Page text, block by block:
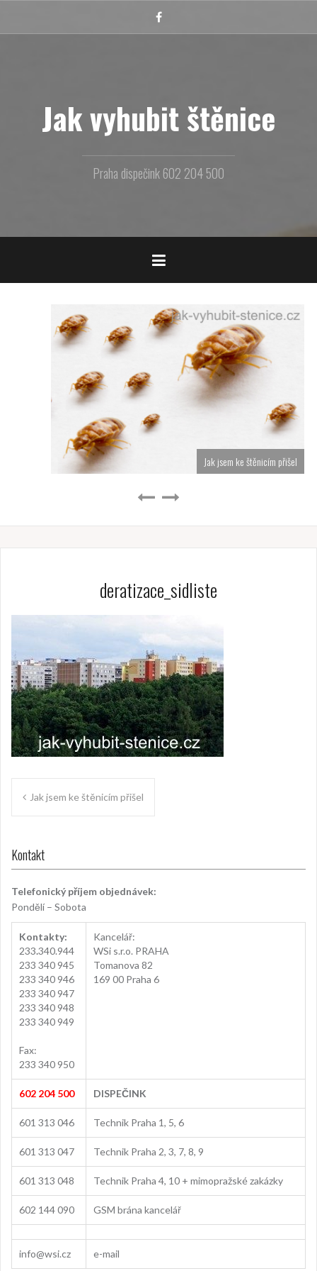
obsahu
Facebook
Jak vyhubit štěnice
Praha dispečink 602 204 500
Jak jsem ke štěnicím přišel
deratizace_sidliste
Navigace
Jak jsem ke štěnicím přišel
Kontakt
Telefonický příjem objednávek:
Pondělí – Sobota
Kontakty:
233.340.944
233 340 945
233 340 946
233 340 947
233 340 948
233 340 949
Fax:
233 340 950
Kancelář:
WSi s.r.o. PRAHA
Tomanova 82
169 00 Praha 6
602 204 500 DISPEČINK
601 313 046 Technik Praha 1, 5, 6
601 313 047 Technik Praha 2, 3, 7, 8, 9
601 313 048 Technik Praha 4, 10 + mimopražské zakázky
602 144 090 GSM brána kancelář
info@wsi.cz e-mail